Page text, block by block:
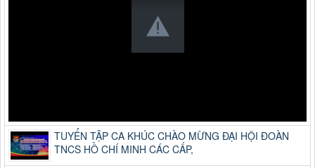
TUYỂN TẬP CA KHÚC CHÀO MỪNG ĐẠI HỘI ĐOÀN
TNCS HỒ CHÍ MINH CÁC CẤP,